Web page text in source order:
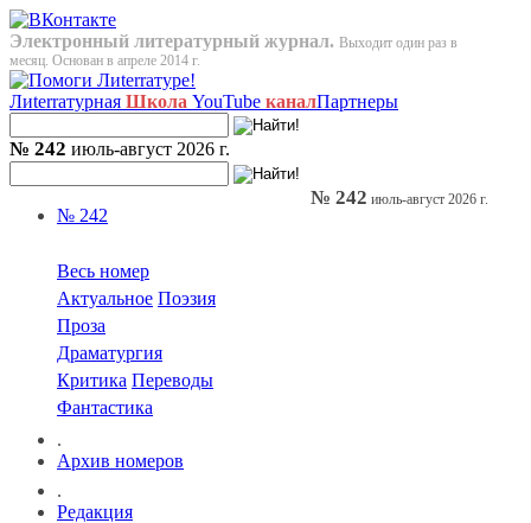
Электронный литературный журнал. Выходит один раз в
месяц. Основан в апреле 2014 г.
Лиterraтурная Школа YouTube каналПартнеры
№ 242 июль-август 2026 г.
№ 242
Весь номер
Актуальное Поэзия
Проза
Драматургия
Критика Переводы
Фантастика
.
Архив номеров
.
Редакция
№ 242 июль-август 2026 г.